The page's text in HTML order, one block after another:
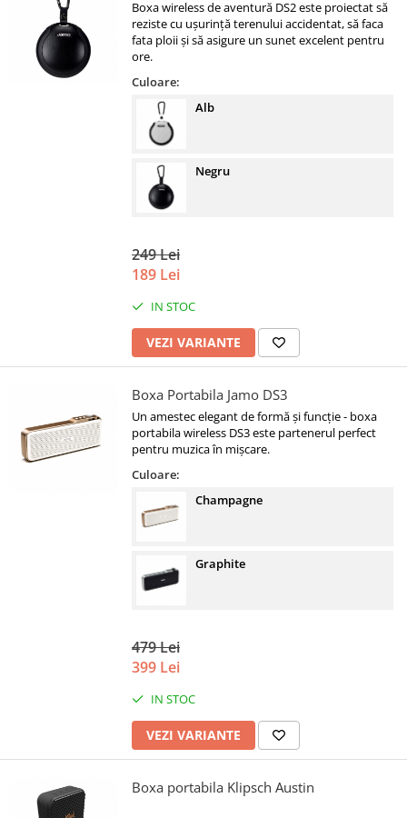
Boxa wireless de aventură DS2 este proiectat să
reziste cu ușurință terenului accidentat, să faca
fata ploii și să asigure un sunet excelent pentru
ore.
Culoare:
Alb
Negru
249 Lei
189 Lei
IN STOC
VEZI VARIANTE
Boxa Portabila Jamo DS3
Un amestec elegant de formă și funcție - boxa
portabila wireless DS3 este partenerul perfect
pentru muzica în mișcare.
Culoare:
Champagne
Graphite
479 Lei
399 Lei
IN STOC
VEZI VARIANTE
Boxa portabila Klipsch Austin